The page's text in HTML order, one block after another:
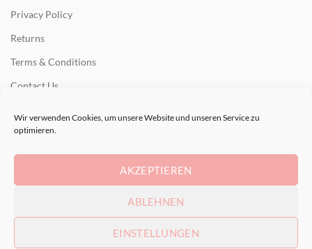
Wir verwenden Cookies, um unsere Website und unseren Service zu
optimieren.
AKZEPTIEREN
ABLEHNEN
EINSTELLUNGEN
Privacy Policy
Returns
Terms & Conditions
Contact Us
Our Sitemap
RECENT POSTS